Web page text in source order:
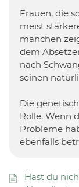
Frauen, die
meist
manchen
dem
nach
seinen
Die
Rolle. Wenn
Probleme
ebenfalls
Hast du